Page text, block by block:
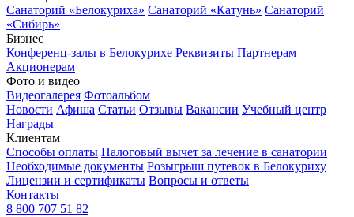
Санаторий «Белокуриха» Санаторий «Катунь» Санаторий
«Сибирь»
Бизнес
Конференц-залы в Белокурихе Реквизиты Партнерам
Акционерам
Фото и видео
Видеогалерея Фотоальбом
Новости Афиша Статьи Отзывы Вакансии Учебный центр
Награды
Клиентам
Способы оплаты Налоговый вычет за лечение в санатории
Необходимые документы Розыгрыш путевок в Белокуриху
Лицензии и сертификаты Вопросы и ответы
Контакты
8 800 707 51 82